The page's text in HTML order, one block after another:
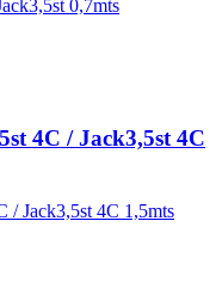
4C / Jack3,5st 4C